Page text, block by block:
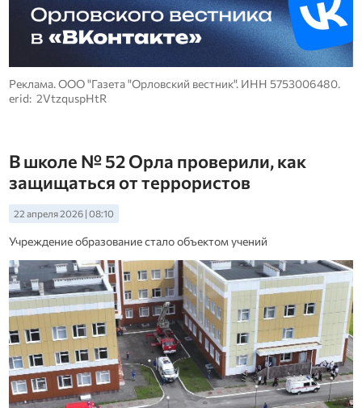
Реклама. ООО "Газета "Орловский вестник". ИНН 5753006480.
erid: 2VtzquspHtR
В школе № 52 Орла проверили, как
защищаться от террористов
22 апреля 2026 | 08:10
Учреждение образование стало объектом учений